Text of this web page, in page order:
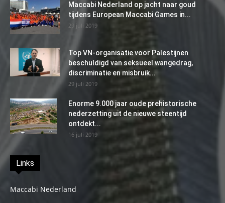
Maccabi Nederland op jacht naar goud
tijdens European Maccabi Games in...
29 juli 2019
Top VN-organisatie voor Palestijnen
beschuldigd van seksueel wangedrag,
discriminatie en misbruik...
29 juli 2019
Enorme 9.000 jaar oude prehistorische
nederzetting uit de nieuwe steentijd
ontdekt...
16 juli 2019
Links
Maccabi Nederland